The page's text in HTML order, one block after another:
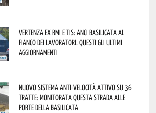
Vertenza ex RMI e TIS: ANCI Basilicata al
fianco dei lavoratori. Questi gli ultimi
aggiornamenti
Nuovo sistema anti-velocità attivo su 36
tratte: monitorata questa strada alle
porte della Basilicata